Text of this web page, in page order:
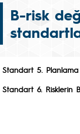
B-risk
Standart 5.
Standart 6. Risklerin